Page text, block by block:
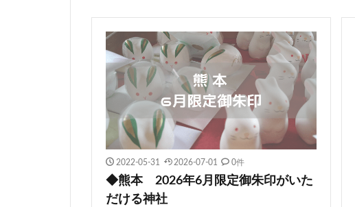
2022-05-31 2026-07-01 0件
◆熊本 2026年6月限定御朱印がいた
だける神社